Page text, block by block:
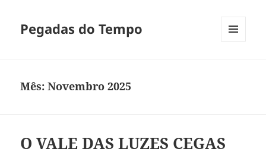
Pegadas do Tempo
Mês:Novembro 2025
O VALE DAS LUZES CEGAS